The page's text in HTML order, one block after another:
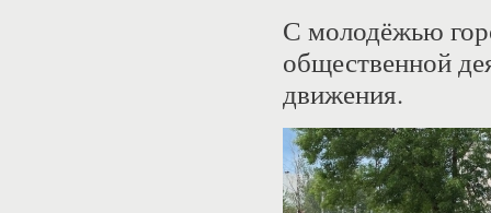
С молодёжью
общественной
движения.